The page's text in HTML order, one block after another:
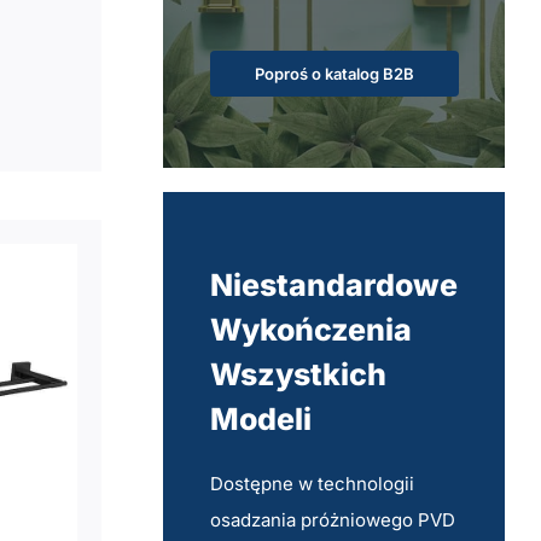
Poproś o katalog B2B
Niestandardowe
Wykończenia
Wszystkich
Modeli
Dostępne w technologii
osadzania próżniowego PVD